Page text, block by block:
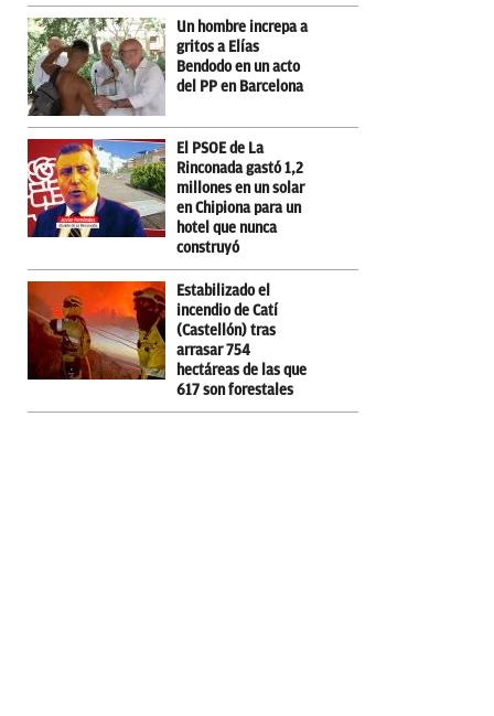
Un hombre increpa a
gritos a Elías
Bendodo en un acto
del PP en Barcelona
El PSOE de La
Rinconada gastó 1,2
millones en un solar
en Chipiona para un
hotel que nunca
construyó
Estabilizado el
incendio de Catí
(Castellón) tras
arrasar 754
hectáreas de las que
617 son forestales